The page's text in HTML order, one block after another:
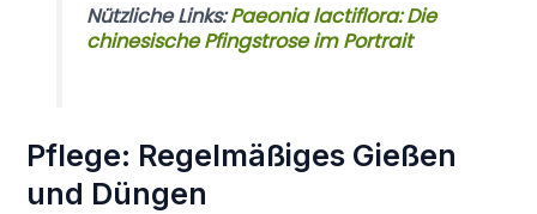
Nützliche Links:Paeonia lactiflora: Die
chinesische Pfingstrose im Portrait
Pflege: Regelmäßiges Gießen
und Düngen